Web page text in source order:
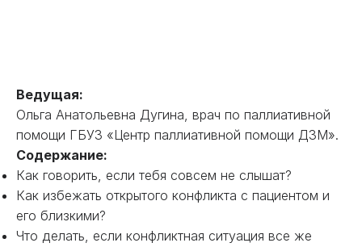
Ведущая:
Ольга Анатольевна Дугина, врач по паллиативной
помощи ГБУЗ «Центр паллиативной помощи ДЗМ».
Содержание:
Как говорить, если тебя совсем не слышат?
Как избежать открытого конфликта с пациентом и
его близкими?
Что делать, если конфликтная ситуация все же